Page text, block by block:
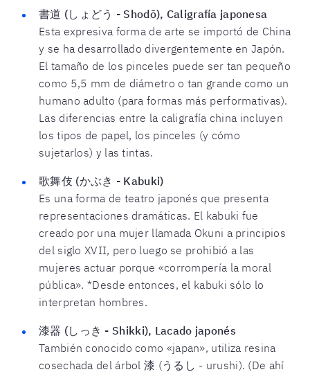
書道 (しょどう - Shodō), Caligrafía japonesa
Esta expresiva forma de arte se importó de China
y se ha desarrollado divergentemente en Japón.
El tamaño de los pinceles puede ser tan pequeño
como 5,5 mm de diámetro o tan grande como un
humano adulto (para formas más performativas).
Las diferencias entre la caligrafía china incluyen
los tipos de papel, los pinceles (y cómo
sujetarlos) y las tintas.
歌舞伎 (かぶき - Kabuki)
Es una forma de teatro japonés que presenta
representaciones dramáticas. El kabuki fue
creado por una mujer llamada Okuni a principios
del siglo XVII, pero luego se prohibió a las
mujeres actuar porque «corrompería la moral
pública». *Desde entonces, el kabuki sólo lo
interpretan hombres.
漆器 (しっき - Shikki), Lacado japonés
También conocido como «japan», utiliza resina
cosechada del árbol 漆 (うるし - urushi). (De ahí